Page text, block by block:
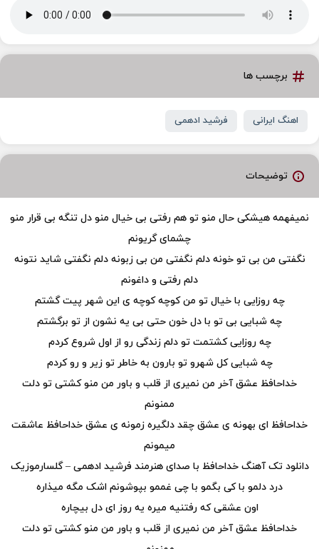
برچسب ها
اهنگ ایرانی فرشید ادهمی
توضیحات
نمیفهمه هیشکی حال منو تو هم رفتی بی خیال منو دل تنگه بی قرار منو
چشمای گریونم
نگفتی من بی تو خونه دلم نگفتی من بی زبونه دلم نگفتی شاید نتونه
دلم رفتی و داغونم
چه روزایی با خیال تو من کوچه کوچه ی این شهر پیت گشتم
چه شبایی بی تو با دل خون حتی بی یه نشون از تو برگشتم
چه روزایی کشتمت تو دلم زندگی رو از اول شروع کردم
چه شبایی کل شهرو تو بارون به خاطر تو زیر و رو کردم
خداحافظ عشق آخر من نمیری از قلب و باور من منو کشتی تو دلت
ممنونم
خداحافظ ای بهونه ی عشق چقد دلگیره زمونه ی عشق خداحافظ عاشقت
میمونم
دانلود تک آهنگ خداحافظ با صدای هنرمند فرشید ادهمی – گلسارموزیک
درد دلمو با کی بگمو با چی غممو بپوشونم اشک مگه میذاره
اون عشقی که رفتنیه میره یه روز ای دل بیچاره
خداحافظ عشق آخر من نمیری از قلب و باور من منو کشتی تو دلت